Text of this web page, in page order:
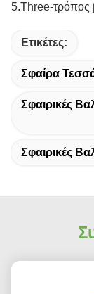
5.Three-τρόπος
Ετικέτες:
Σφαίρα
Σφαιρικές
Σφαιρικές